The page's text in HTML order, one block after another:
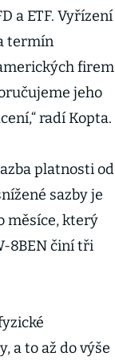
a ETF. Vyřízení
termín
firem
jeho
radí Kopta.
platnosti od
sazby je
měsíce, který
8BEN činí tři
a to až do výše